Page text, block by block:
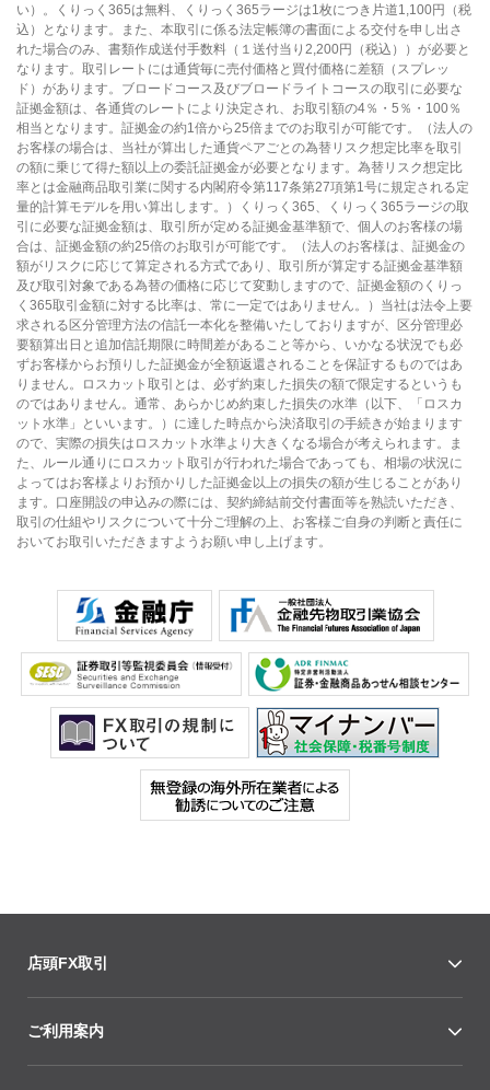
い）。くりっく365は無料、くりっく365ラージは1枚につき片道1,100円（税
込）となります。また、本取引に係る法定帳簿の書面による交付を申し出さ
れた場合のみ、書類作成送付手数料（１送付当り2,200円（税込））が必要と
なります。取引レートには通貨毎に売付価格と買付価格に差額（スプレッ
ド）があります。ブロードコース及びブロードライトコースの取引に必要な
証拠金額は、各通貨のレートにより決定され、お取引額の4％・5％・100％
相当となります。証拠金の約1倍から25倍までのお取引が可能です。（法人の
お客様の場合は、当社が算出した通貨ペアごとの為替リスク想定比率を取引
の額に乗じて得た額以上の委託証拠金が必要となります。為替リスク想定比
率とは金融商品取引業に関する内閣府令第117条第27項第1号に規定される定
量的計算モデルを用い算出します。）くりっく365、くりっく365ラージの取
引に必要な証拠金額は、取引所が定める証拠金基準額で、個人のお客様の場
合は、証拠金額の約25倍のお取引が可能です。（法人のお客様は、証拠金の
額がリスクに応じて算定される方式であり、取引所が算定する証拠金基準額
及び取引対象である為替の価格に応じて変動しますので、証拠金額のくりっ
く365取引金額に対する比率は、常に一定ではありません。）当社は法令上要
求される区分管理方法の信託一本化を整備いたしておりますが、区分管理必
要額算出日と追加信託期限に時間差があること等から、いかなる状況でも必
ずお客様からお預りした証拠金が全額返還されることを保証するものではあ
りません。ロスカット取引とは、必ず約束した損失の額で限定するというも
のではありません。通常、あらかじめ約束した損失の水準（以下、「ロスカ
ット水準」といいます。）に達した時点から決済取引の手続きが始まります
ので、実際の損失はロスカット水準より大きくなる場合が考えられます。ま
た、ルール通りにロスカット取引が行われた場合であっても、相場の状況に
よってはお客様よりお預かりした証拠金以上の損失の額が生じることがあり
ます。口座開設の申込みの際には、契約締結前交付書面等を熟読いただき、
取引の仕組やリスクについて十分ご理解の上、お客様ご自身の判断と責任に
おいてお取引いただきますようお願い申し上げます。
店頭FX取引
ご利用案内